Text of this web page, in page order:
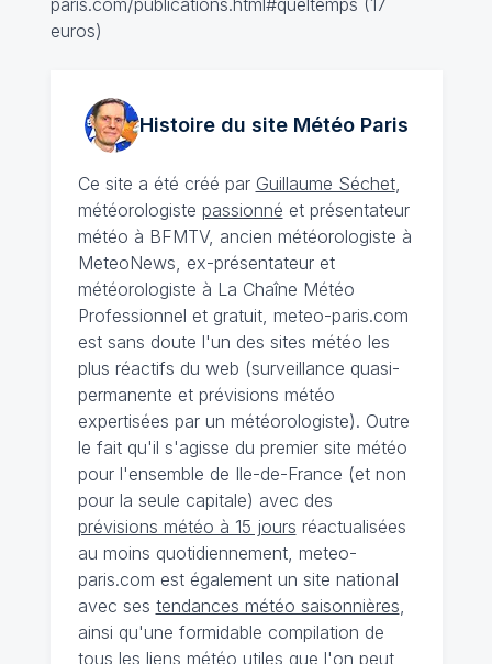
paris.com/publications.html#queltemps (17
euros)
Histoire du site MétéoParis
Ce site a été créé par Guillaume Séchet,
météorologiste passionné et présentateur
météo à BFMTV, ancien météorologiste à
MeteoNews, ex-présentateur et
météorologiste à La Chaîne Météo
Professionnel et gratuit, meteo-paris.com
est sans doute l'un des sites météo les
plus réactifs du web (surveillance quasi-
permanente et prévisions météo
expertisées par un météorologiste). Outre
le fait qu'il s'agisse du premier site météo
pour l'ensemble de Ile-de-France (et non
pour la seule capitale) avec des
prévisions météo à 15 jours réactualisées
au moins quotidiennement, meteo-
paris.com est également un site national
avec ses tendances météo saisonnières,
ainsi qu'une formidable compilation de
tous les liens météo utiles que l'on peut